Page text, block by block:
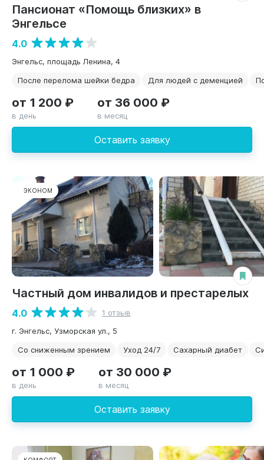
Пансионат «Помощь близких» в
Энгельсе
4.0
Энгельс, площадь Ленина, 4
После перелома шейки бедра
Для людей с деменцией
Оставить заявку
от 1 200 ₽
в день
от 36 000 ₽
в месяц
ЭКОНОМ
Частный дом инвалидов и престарелых
4.0
1 отзыв
г. Энгельс, Узморская ул., 5
Со сниженным зрением
Уход 24/7 Сахарный диабет
Оставить заявку
от 1 000 ₽
в день
от 30 000 ₽
в месяц